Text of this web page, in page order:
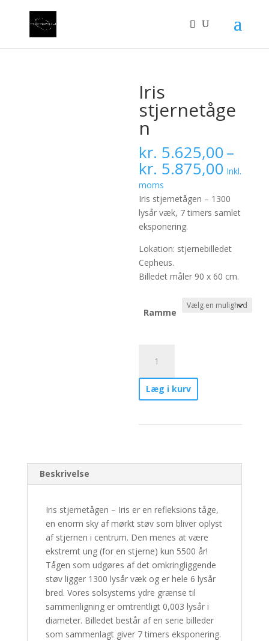
Iris
stjernetåge
n
kr. 5.625,00–
kr. 5.875,00
kr.
til
kr.
Inkl.
moms
Iris stjernetågen – 1300
lysår væk, 7 timers samlet
eksponering.
Lokation: stjernebilledet
Cepheus.
Billedet måler 90 x 60 cm.
Ramme
stjernetågen
antal
Læg i kurv
Beskrivelse
Iris stjernetågen – Iris er en refleksions tåge,
en enorm sky af mørkt støv som bliver oplyst
af stjernen i centrum. Den menes at være
ekstremt ung (for en stjerne) kun 5500 år!
Tågen som udgøres af det omkringliggende
støv ligger 1300 lysår væk og er hele 6 lysår
bred. Vores solsystems ydre grænse til
sammenligning er omtrentligt 0,003 lysår i
diameter. Billedet består af en serie billeder
som sammenlagt giver 7 timers eksponering.